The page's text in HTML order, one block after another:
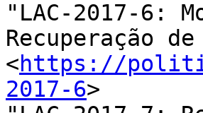
"LAC-2017-6:
Recuperação
<https://
2017-6>